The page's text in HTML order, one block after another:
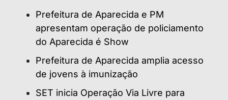
Prefeitura de Aparecida e PM
apresentam operação de policiamento
do Aparecida é Show
Prefeitura de Aparecida amplia acesso
de jovens à imunização
SET inicia Operação Via Livre para